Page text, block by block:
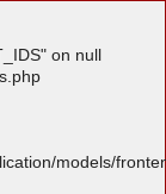
on null
models/